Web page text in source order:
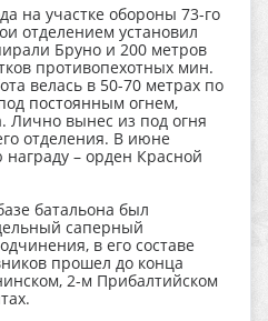
на участке обороны 73-го
отделением установил
Бруно и 200 метров
противопехотных мин.
велась в 50-70 метрах по
постоянным огнем,
Лично вынес из под огня
отделения. В июне
– орден Красной
батальона был
саперный
в его составе
прошел до конца
2-м Прибалтийском